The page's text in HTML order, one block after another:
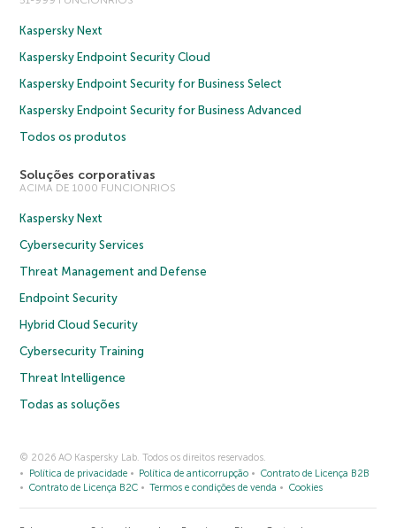
Kaspersky Next
Kaspersky Endpoint Security Cloud
Kaspersky Endpoint Security for Business Select
Kaspersky Endpoint Security for Business Advanced
Todos os produtos
Soluções corporativas
ACIMA DE 1000 FUNCIONRIOS
Kaspersky Next
Cybersecurity Services
Threat Management and Defense
Endpoint Security
Hybrid Cloud Security
Cybersecurity Training
Threat Intelligence
Todas as soluções
© 2026 AO Kaspersky Lab. Todos os direitos reservados.
Política de privacidade
Política de anticorrupção
Contrato de Licença B2B
Contrato de Licença B2C
Termos e condições de venda Cookies